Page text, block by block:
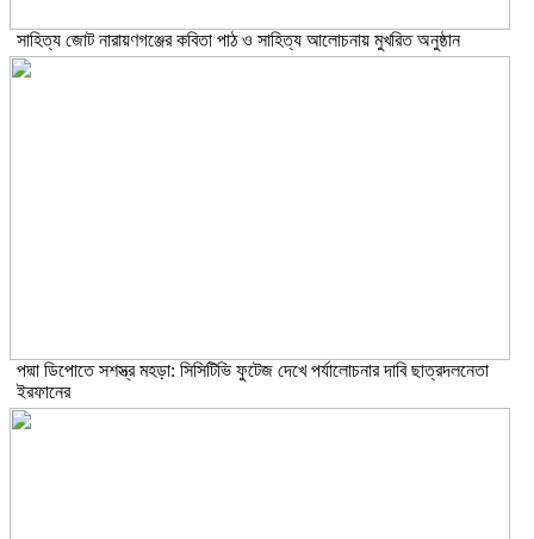
সাহিত্য জোট নারায়ণগঞ্জের কবিতা পাঠ ও সাহিত্য আলোচনায় মুখরিত অনুষ্ঠান
পদ্মা ডিপোতে সশস্ত্র মহড়া: সিসিটিভি ফুটেজ দেখে পর্যালোচনার দাবি ছাত্রদলনেতা
ইরফানের